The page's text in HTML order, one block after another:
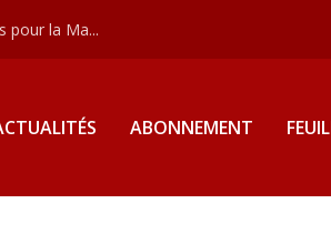
pour la Ma...
ABONNEMENT